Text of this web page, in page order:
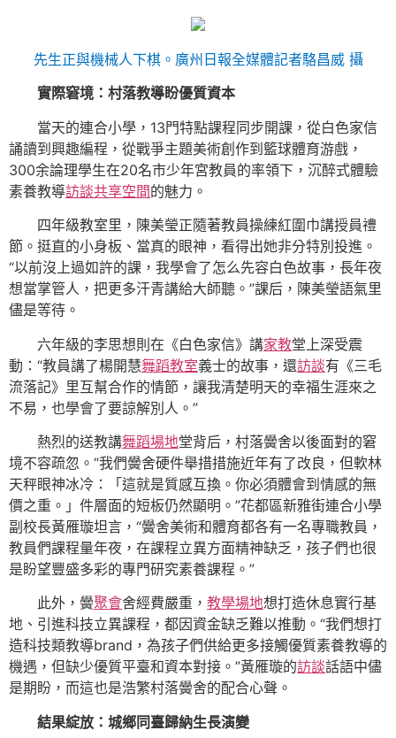
先生正與機械人下棋。廣州日報全媒體記者駱昌威 攝
實際窘境：村落教導盼優質資本
當天的連合小學，13門特點課程同步開課，從白色家信
誦讀到興趣編程，從戰爭主題美術創作到籃球體育游戲，
300余論理學生在20名市少年宮教員的率領下，沉醉式體驗
素養教導訪談共享空間的魅力。
四年級教室里，陳美瑩正隨著教員操練紅圍巾講授員禮
節。挺直的小身板、當真的眼神，看得出她非分特別投進。
“以前沒上過如許的課，我學會了怎么先容白色故事，長年夜
想當掌管人，把更多汗青講給大師聽。”課后，陳美瑩語氣里
儘是等待。
六年級的李思想則在《白色家信》講家教堂上深受震
動：“教員講了楊開慧舞蹈教室義士的故事，還訪談有《三毛
流落記》里互幫合作的情節，讓我清楚明天的幸福生涯來之
不易，也學會了要諒解別人。”
熱烈的送教講舞蹈場地堂背后，村落黌舍以後面對的窘
境不容疏忽。“我們黌舍硬件舉措措施近年有了改良，但軟林
天秤眼神冰冷：「這就是質感互換。你必須體會到情感的無
價之重。」件層面的短板仍然顯明。”花都區新雅街連合小學
副校長黃雁璇坦言，“黌舍美術和體育都各有一名專職教員，
教員們課程量年夜，在課程立異方面精神缺乏，孩子們也很
是盼望豐盛多彩的專門研究素養課程。”
此外，黌聚會舍經費嚴重， 教學場地想打造休息實行基
地、引進科技立異課程，都因資金缺乏難以推動。“我們想打
造科技類教導brand，為孩子們供給更多接觸優質素養教導的
機遇，但缺少優質平臺和資本對接。”黃雁璇的訪談話語中儘
是期盼，而這也是浩繁村落黌舍的配合心聲。
結果綻放：城鄉同臺歸納生長演變